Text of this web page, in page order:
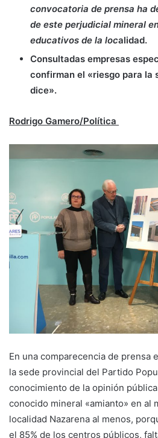
convocatoria de prensa ha
de este perjudicial mineral
educativos de la localidad.
Consultadas empresas
confirman el «riesgo para la
dice».
Rodrigo Gamero/Política
En una comparecencia de prensa
la sede provincial del Partido
conocimiento de la opinión
conocido mineral «amianto» en al
localidad Nazarena al menos,
el 85% de los centros públicos,